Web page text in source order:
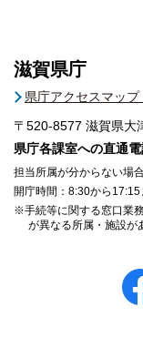
滋賀県庁
県庁アクセスマッ
〒520-8577 滋賀県大
県庁各課室への直通
担当所属が分からない場
開庁時間：8:30から17:15
※手続等に関する窓口業
が異なる所属・施設が